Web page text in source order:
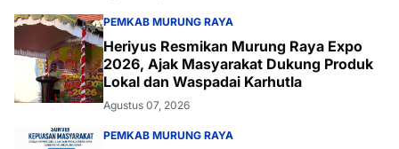
PEMKAB MURUNG RAYA
Heriyus Resmikan Murung Raya Expo
2026, Ajak Masyarakat Dukung Produk
Lokal dan Waspadai Karhutla
Agustus 07, 2026
PEMKAB MURUNG RAYA